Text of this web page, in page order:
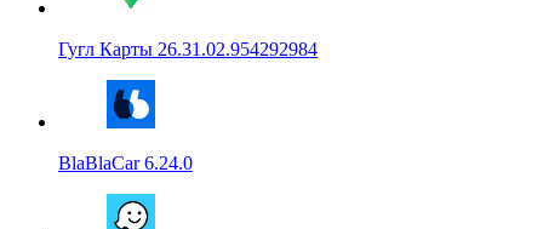
Гугл Карты 26.31.02.954292984
BlaBlaCar 6.24.0